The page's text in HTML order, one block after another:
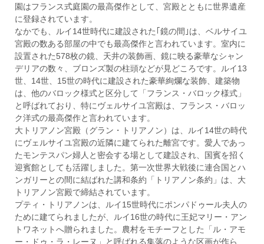
園はフランス式庭園の最高傑作として、宮殿とともに世界遺産
に登録されています。
なかでも、ルイ14世時代に建設された｢鏡の間｣は、ベルサイユ
宮殿の数ある部屋の中でも最高傑作と言われています。室内に
設置された578枚の鏡、天井の装飾画、鏡に映る豪華なシャン
デリアの数々、ブロンズ製の柱頭などが見どころです。ルイ13
世、14世、15世の時代に建設された豪華絢爛な装飾、建築物
は、他のバロック様式と区分して「フランス・バロック様式」
と呼ばれており、特にヴェルサイユ宮殿は、フランス・バロッ
ク洋式の最高傑作と言われています。
大トリアノン宮殿（グラン・トリアノン）は、ルイ14世の時代
にヴェルサイユ宮殿の近隣に建てられた離宮です。愛人であっ
たモンテスパン婦人と密会する場として建設され、国賓を招く
迎賓館としても活躍しました。第一次世界大戦後に連合国とハ
ンガリーとの間に結ばれた講和条約「トリアノン条約」は、大
トリアノン宮殿で締結されています。
プティ・トリアノンは、ルイ15世時代にポンパドゥール夫人の
ために建てられましたが、ルイ16世の時代に王妃マリー・アン
トワネットへ贈られました。農村をモチーフとした「ル・アモ
ー・ドゥ・ラ・レーヌ」と呼ばれる集落のような区画が作ら